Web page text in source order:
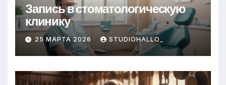
Запись в стоматологическую
клинику
25 МАРТА 2026 STUDIOHALLO_